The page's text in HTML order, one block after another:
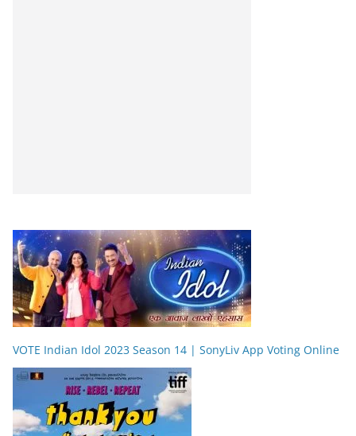
VOTE Indian Idol 2023 Season 14 | SonyLiv App Voting Online